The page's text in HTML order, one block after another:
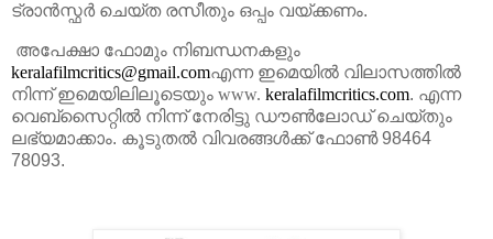
ട്രാന്‍സ്ഫര്‍ ചെയ്ത രസീതും ഒപ്പം വയ്ക്കണം.
അപേക്ഷാ ഫോമും നിബന്ധനകളും
keralafilmcritics@gmail.comഎന്ന ഇമെയില്‍ വിലാസത്തില്‍
നിന്ന് ഇമെയിലിലൂടെയും www. keralafilmcritics.com. എന്ന
വെബ്സൈറ്റില്‍ നിന്ന് നേരിട്ടു ഡൗണ്‍ലോഡ് ചെയ്തും
ലഭ്യമാക്കാം. കൂടുതല്‍ വിവരങ്ങള്‍ക്ക് ഫോണ്‍98464
78093.